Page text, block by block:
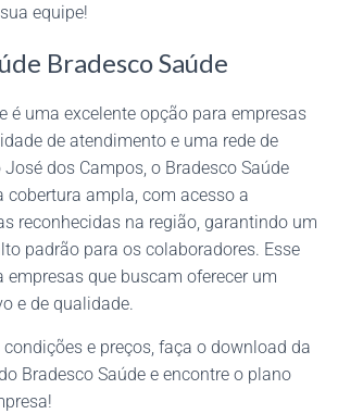
equipe!
Bradesco Saúde
é uma excelente opção para empresas
de atendimento e uma rede de
dos Campos, o Bradesco Saúde
ampla, com acesso a
reconhecidas na região, garantindo um
padrão para os colaboradores. Esse
empresas que buscam oferecer um
e de qualidade.
e preços, faça o download da
Bradesco Saúde e encontre o plano